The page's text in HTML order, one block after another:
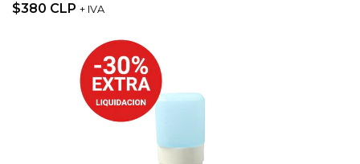
$380 CLP + IVA